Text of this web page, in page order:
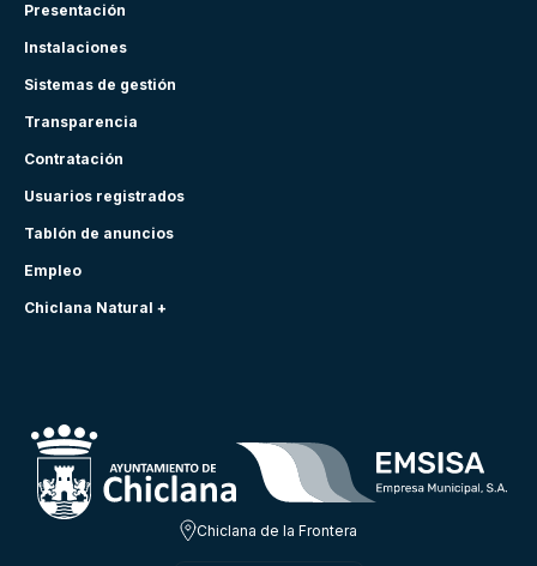
Presentación
Instalaciones
Sistemas de gestión
Transparencia
Contratación
Usuarios registrados
Tablón de anuncios
Empleo
Chiclana Natural +
Chiclana de la Frontera